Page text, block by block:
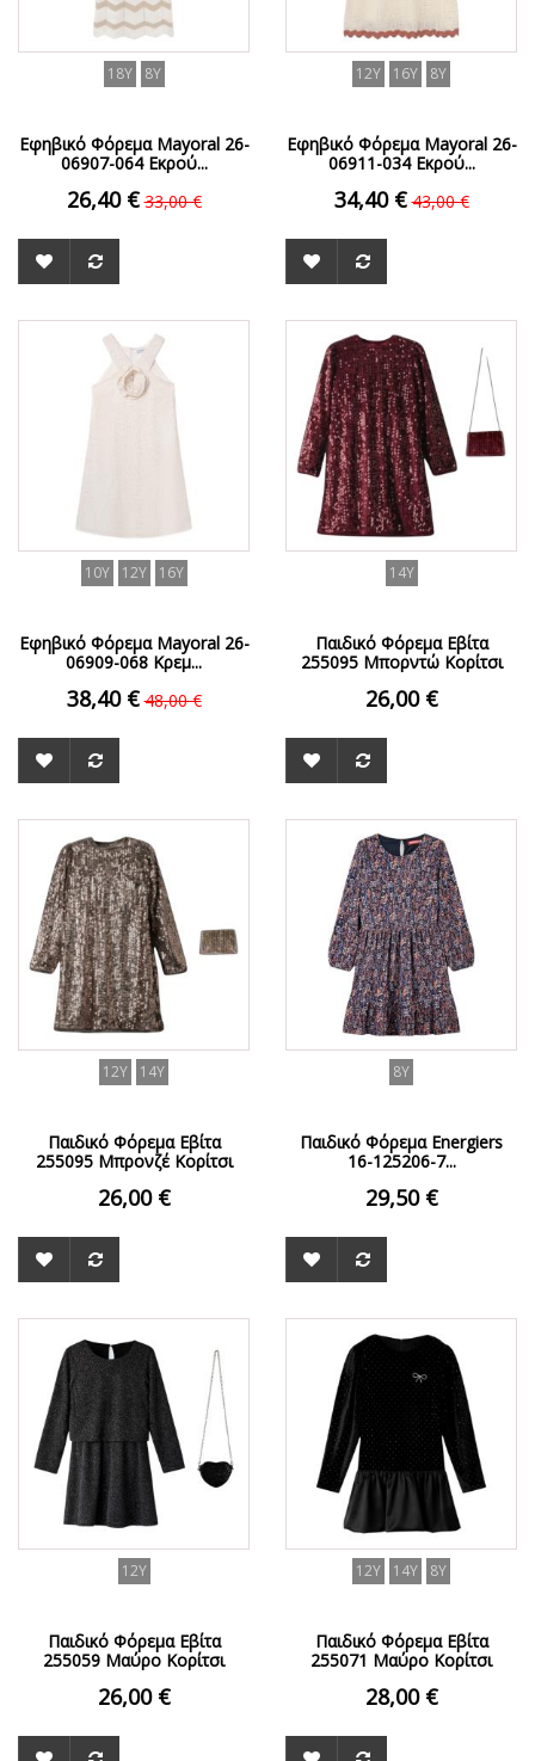
18Y 8Y
Εφηβικό Φόρεμα Mayoral 26-
06907-064 Εκρού...
26,40 € 33,00 €
12Y 16Y 8Y
Εφηβικό Φόρεμα Mayoral 26-
06911-034 Εκρού...
34,40 € 43,00 €
10Y 12Y 16Y
Εφηβικό Φόρεμα Mayoral 26-
06909-068 Κρεμ...
38,40 € 48,00 €
14Y
Παιδικό Φόρεμα Εβίτα
255095 Μπορντώ Κορίτσι
26,00 €
12Y 14Y
Παιδικό Φόρεμα Εβίτα
255095 Μπρονζέ Κορίτσι
26,00 €
8Y
Παιδικό Φόρεμα Energiers
16-125206-7...
29,50 €
12Y
Παιδικό Φόρεμα Εβίτα
255059 Μαύρο Κορίτσι
26,00 €
12Y 14Y 8Y
Παιδικό Φόρεμα Εβίτα
255071 Μαύρο Κορίτσι
28,00 €